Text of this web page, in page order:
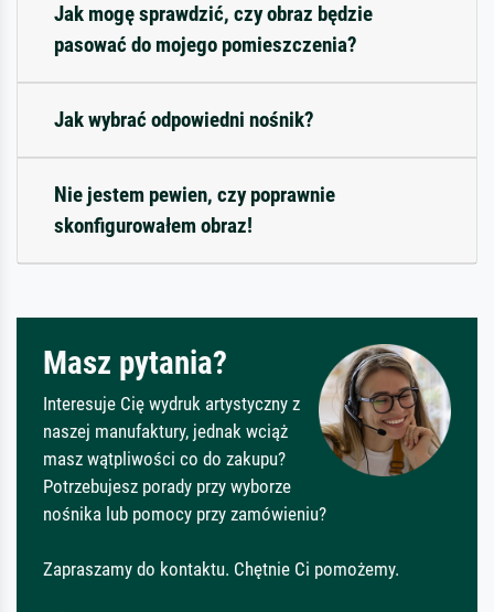
Jak mogę sprawdzić, czy obraz będzie
pasować do mojego pomieszczenia?
Jak wybrać odpowiedni nośnik?
Nie jestem pewien, czy poprawnie
skonfigurowałem obraz!
Masz pytania?
Interesuje Cię wydruk artystyczny z
naszej manufaktury, jednak wciąż
masz wątpliwości co do zakupu?
Potrzebujesz porady przy wyborze
nośnika lub pomocy przy zamówieniu?
Zapraszamy do kontaktu. Chętnie Ci pomożemy.